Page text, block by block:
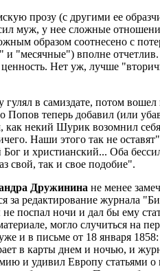
прозу (с другими ее
муж, у нее сложные
образом соотнесено с
"месячные") вполне
Нет уж, лучше
гулял в самиздате, потом
теперь добавил (или
как некий Шурик возомнил
Наши этого так не
и христианский... Оба
свой, так и свое подобие".
Дружинина не менее
редактирование журнала
поспал ночи и дал бы ему
могло случиться на
и в письме от 18 января
в карты днем и ночью, и
и удивил Европу статьями о